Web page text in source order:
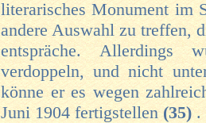
literarisches Monument im
andere Auswahl zu treffen,
entspräche. Allerdings
verdoppeln, und nicht
könne er es wegen
Juni 1904 fertigstellen (35).